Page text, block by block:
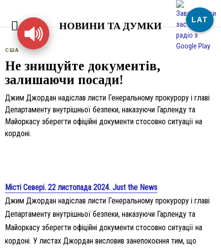
НОВИНИ ТА ДУМКИ
США
Не знищуйте документів,
залишаючи посади!
Джим Джордан надіслав листи Генеральному прокурору і главі
Департаменту внутрішньої безпеки, наказуючи Гарленду та
Майоркасу зберегти офіційні документи стосовно ситуації на
кордоні.
Місті Севері. 22 листопада 2024. Just the News
Джим Джордан надіслав листи Генеральному прокурору і главі
Департаменту внутрішньої безпеки, наказуючи Гарленду та
Майоркасу зберегти офіційні документи стосовно ситуації на
кордоні. У листах Джордан висловив занепокоєння тим, що
LAT